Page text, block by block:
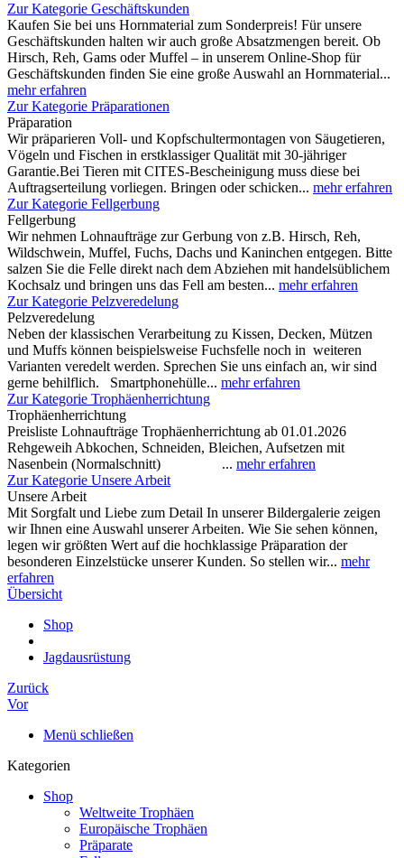
Zur Kategorie Geschäftskunden
Kaufen Sie bei uns Hornmaterial zum Sonderpreis! Für unsere
Geschäftskunden halten wir auch große Absatzmengen bereit. Ob
Hirsch, Reh, Gams oder Muffel – in unserem Online-Shop für
Geschäftskunden finden Sie eine große Auswahl an Hornmaterial...
mehr erfahren
Zur Kategorie Präparationen
Präparation
Wir präparieren Voll- und Kopfschultermontagen von Säugetieren,
Vögeln und Fischen in erstklassiger Qualität mit 30-jähriger
Garantie.Bei Tieren mit CITES-Bescheinigung muss diese bei
Auftragserteilung vorliegen. Bringen oder schicken... mehr erfahren
Zur Kategorie Fellgerbung
Fellgerbung
Wir nehmen Lohnaufträge zur Gerbung von z.B. Hirsch, Reh,
Wildschwein, Muffel, Fuchs, Dachs und Kaninchen entgegen. Bitte
salzen Sie die Felle direkt nach dem Abziehen mit handelsüblichem
Kochsalz und bringen uns das Fell am besten... mehr erfahren
Zur Kategorie Pelzveredelung
Pelzveredelung
Neben der klassischen Verarbeitung zu Kissen, Decken, Mützen
und Muffs können beispielsweise Fuchsfelle noch in weiteren
Varianten veredelt werden. Sprechen Sie uns einfach an, wir sind
gerne behilflich. Smartphonehülle... mehr erfahren
Zur Kategorie Trophäenherrichtung
Trophäenherrichtung
Preisliste Lohnaufträge Trophäenherrichtung ab 01.01.2026
Rehgeweih Abkochen, Schneiden, Bleichen, Aufsetzen mit
Nasenbein (Normalschnitt) ... mehr erfahren
Zur Kategorie Unsere Arbeit
Unsere Arbeit
Mit Sorgfalt und Liebe zum Detail In unserer Bildergalerie zeigen
wir Ihnen eine Auswahl unserer Arbeiten. Wie Sie sehen können,
legen wir größten Wert auf die hochklassige Präparation der
besonderen Einzelstücke unserer Kunden. So stellen wir... mehr
erfahren
Übersicht
Shop
Jagdausrüstung
Zurück
Vor
Menü schließen
Kategorien
Shop
Weltweite Trophäen
Europäische Trophäen
Präparate